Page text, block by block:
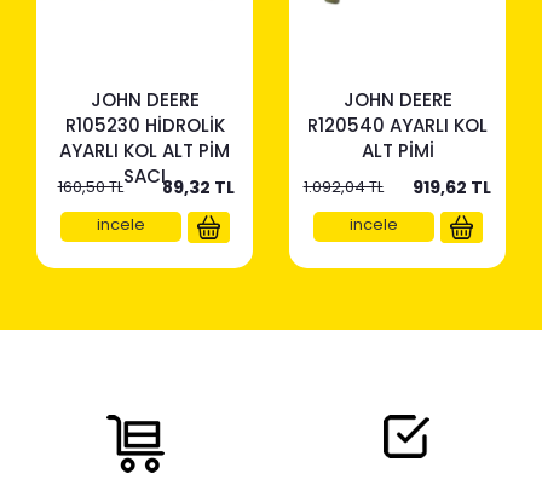
JOHN DEERE
R105230 HİDROLİK
AYARLI KOL ALT PİM
SACI
160,50 TL 89,32 TL
incele
JOHN DEERE
R120540 AYARLI KOL
ALT PİMİ
1.092,04 TL 919,62 TL
incele